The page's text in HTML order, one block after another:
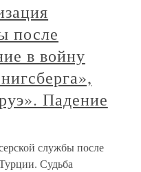
после
в войну
Падение
службы после
Судьба